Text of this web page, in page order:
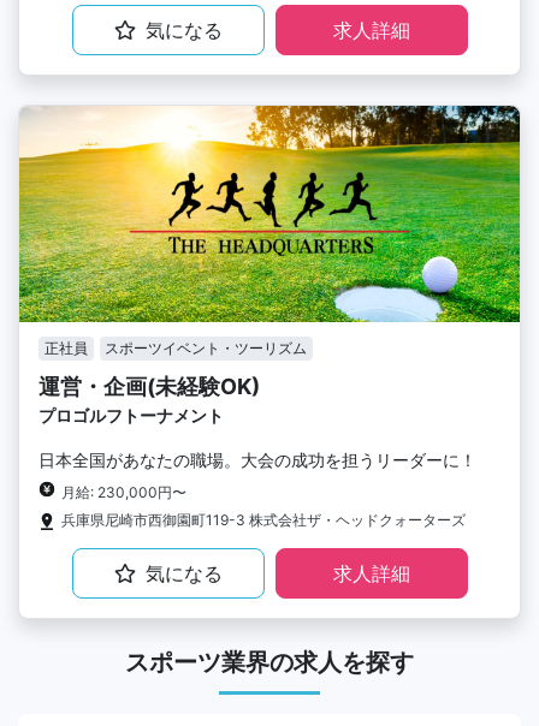
気になる 求人詳細
正社員 スポーツイベント・ツーリズム
運営・企画(未経験OK)
プロゴルフトーナメント
日本全国があなたの職場。大会の成功を担うリーダーに！
月給: 230,000円〜
兵庫県尼崎市西御園町119-3 株式会社ザ・ヘッドクォーターズ
気になる 求人詳細
スポーツ業界の求人を探す